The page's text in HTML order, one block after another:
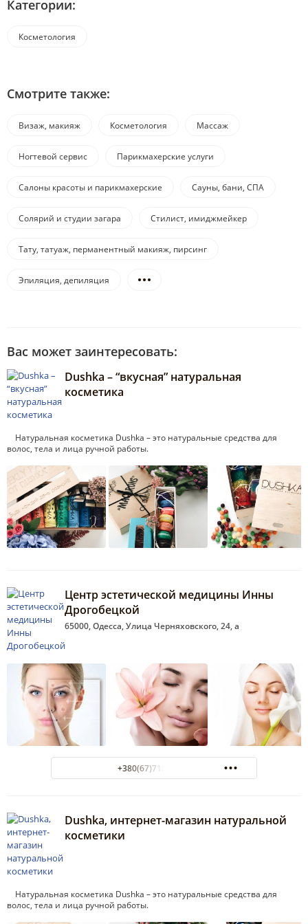
Категории:
Косметология
Смотрите также:
Визаж, макияж Косметология Массаж
Ногтевой сервис Парикмахерские услуги
Салоны красоты и парикмахерские Сауны, бани, СПА
Солярий и студии загара Стилист, имиджмейкер
Тату, татуаж, перманентный макияж, пирсинг
Эпиляция, депиляция
Вас может заинтересовать:
Dushka – “вкусная” натуральная
косметика
Натуральная косметика Dushka – это натуральные средства для
волос, тела и лица ручной работы.
Центр эстетической медицины Инны
Дрогобецкой
65000, Одесса, Улица Черняховского, 24, а
+380(67)718-92-60
Dushka, интернет-магазин натуральной
косметики
Натуральная косметика Dushka – это натуральные средства для
волос, тела и лица ручной работы.